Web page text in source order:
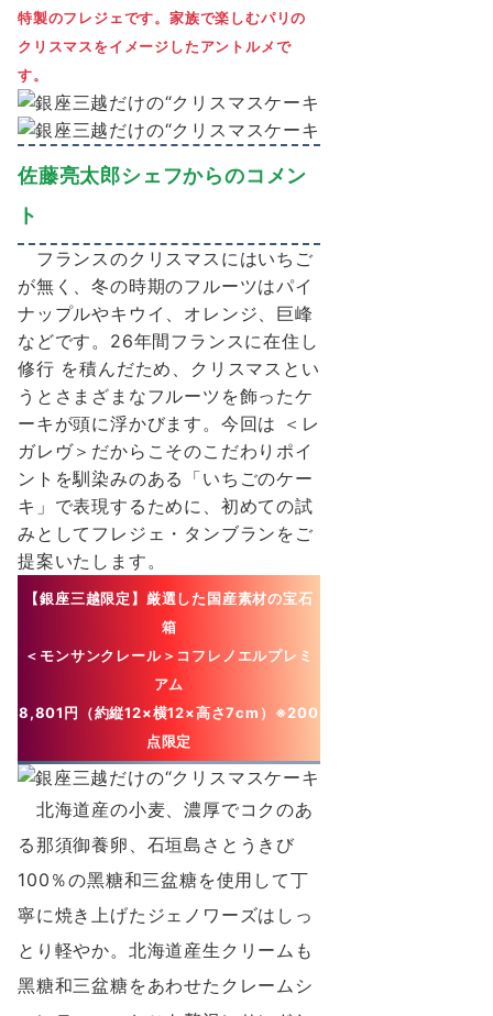
特製のフレジェです。家族で楽しむパリの
クリスマスをイメージしたアントルメで
す。
佐藤亮太郎シェフからのコメン
ト
フランスのクリスマスにはいちご
が無く、冬の時期のフルーツはパイ
ナップルやキウイ、オレンジ、巨峰
などです。26年間フランスに在住し
修⾏ を積んだため、クリスマスとい
うとさまざまなフルーツを飾ったケ
ーキが頭に浮かびます。今回は ＜レ
ガレヴ＞だからこそのこだわりポイ
ントを馴染みのある「いちごのケー
キ」で表現するために、初めての試
みとしてフレジェ・タンブランをご
提案いたします。
【銀座三越限定】 厳選した国産素材の宝石
箱
＜モンサンクレール＞コフレノエルプレミ
アム
8,801円（約縦12×横12×⾼さ7cm）※200
点限定
北海道産の⼩⻨、濃厚でコクのあ
る那須御養卵、⽯垣島さとうきび
100％の⿊糖和三盆糖を使⽤して丁
寧に焼き上げたジェノワーズはしっ
とり軽やか。北海道産⽣クリームも
⿊糖和三盆糖をあわせたクレームシ